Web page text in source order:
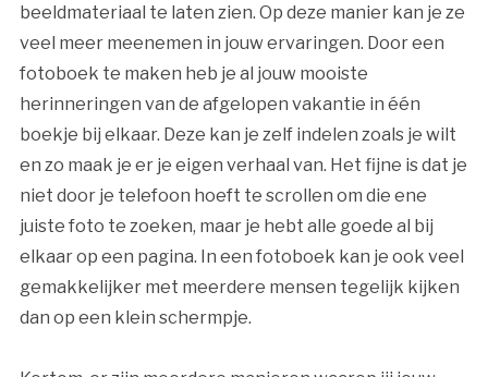
beeldmateriaal te laten zien. Op deze manier kan je ze
veel meer meenemen in jouw ervaringen. Door een
fotoboek te maken heb je al jouw mooiste
herinneringen van de afgelopen vakantie in één
boekje bij elkaar. Deze kan je zelf indelen zoals je wilt
en zo maak je er je eigen verhaal van. Het fijne is dat je
niet door je telefoon hoeft te scrollen om die ene
juiste foto te zoeken, maar je hebt alle goede al bij
elkaar op een pagina. In een fotoboek kan je ook veel
gemakkelijker met meerdere mensen tegelijk kijken
dan op een klein schermpje.